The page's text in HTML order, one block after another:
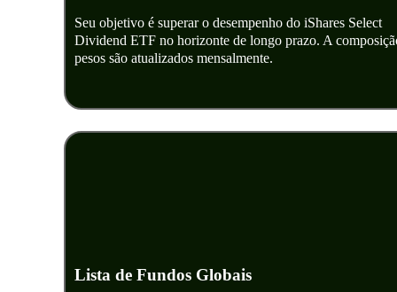
Seu objetivo é superar o desempenho do iShares Select
Dividend ETF no horizonte de longo prazo. A
pesos são atualizados mensalmente.
Lista de Fundos Globais